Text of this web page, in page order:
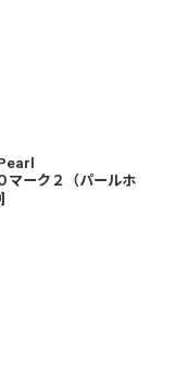
ーク２（パールホ
]